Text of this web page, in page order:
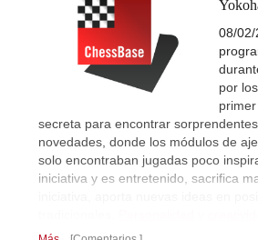
08/02/
por
secreta para encontrar
novedades, donde los módulos de
solo encontraban jugadas poco
iniciativa y es entretenido, sacrifica